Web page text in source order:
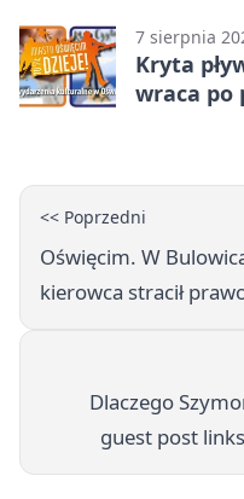
7 sierpnia
Kryta
wraca po
<< Poprzedni
Oświęcim. W
kierowca stracił
Dlaczego
guest post